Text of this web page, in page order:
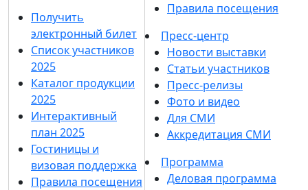
Получить
электронный билет
Список участников
2025
Каталог продукции
2025
Интерактивный
план 2025
Гостиницы и
визовая поддержка
Правила посещения
Правила посещения
Пресс-центр
Новости выставки
Статьи участников
Пресс-релизы
Фото и видео
Для СМИ
Аккредитация СМИ
Программа
Деловая программа